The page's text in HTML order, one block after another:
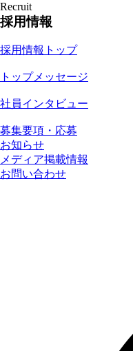
Recruit
採用情報
採用情報トップ
トップメッセージ
社員インタビュー
募集要項・応募
お知らせ
メディア掲載情報
お問い合わせ